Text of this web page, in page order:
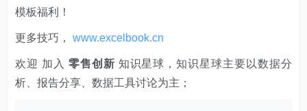
模板福利​​​​！
更多技巧，www.excelbook.cn
欢迎 加入 零售创新 知识星球，知识星球主要以数据分
析、报告分享、数据工具讨论为主；